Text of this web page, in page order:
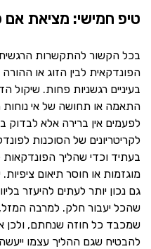
טיפ חמישי: מציאת אם
בכל הקשור להתקשרות הרגשית
הפונדקאית לבין הזוג או
בעיניים רגשניות פחות.
התאמה או תחושה של אי נוחות
לפעמים אין ברירה אלא לבדוק
לקריטריונים של הסוכנות
בעתיד וכדי שהליך הפונדקאות
מוגזמות או חוסר תיאום
גם נכון יותר לעתים להיעזר
שהכל יעבור חלק. למרבה
שמכבד כל חוזה שנחתם, ולכן
להבטיח שגם ההליך עצמו ייעשה